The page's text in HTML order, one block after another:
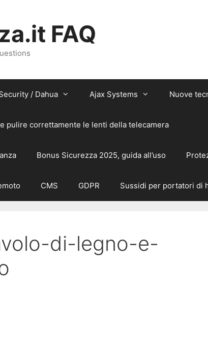
FAQ
/ Dahua Ajax Systems Nuove
pulire correttamente le lenti della telecamera
Bonus Sicurezza 2025, guida all’uso
CMS GDPR Sussidi per portatori di
di-legno-e-